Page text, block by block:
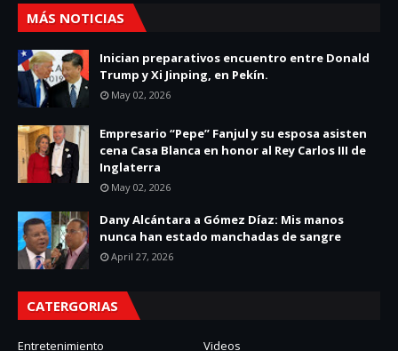
MÁS NOTICIAS
Inician preparativos encuentro entre Donald
Trump y Xi Jinping, en Pekín.
May 02, 2026
Empresario “Pepe” Fanjul y su esposa asisten
cena Casa Blanca en honor al Rey Carlos III de
Inglaterra
May 02, 2026
Dany Alcántara a Gómez Díaz: Mis manos
nunca han estado manchadas de sangre
April 27, 2026
CATERGORIAS
Entretenimiento
Videos